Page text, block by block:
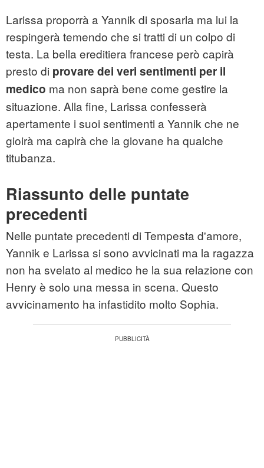
Larissa proporrà a Yannik di sposarla ma lui la
respingerà temendo che si tratti di un colpo di
testa. La bella ereditiera francese però capirà
presto di provare dei veri sentimenti per il
medico ma non saprà bene come gestire la
situazione. Alla fine, Larissa confesserà
apertamente i suoi sentimenti a Yannik che ne
gioirà ma capirà che la giovane ha qualche
titubanza.
Riassunto delle puntate
precedenti
Nelle puntate precedenti di Tempesta d'amore,
Yannik e Larissa si sono avvicinati ma la ragazza
non ha svelato al medico he la sua relazione con
Henry è solo una messa in scena. Questo
avvicinamento ha infastidito molto Sophia.